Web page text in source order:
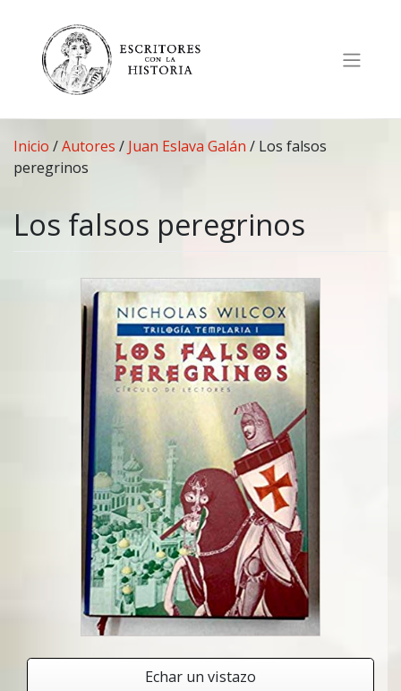
contenido
Inicio /Autores / Juan Eslava Galán / Los falsos
peregrinos
Los falsos peregrinos
Echar un vistazo